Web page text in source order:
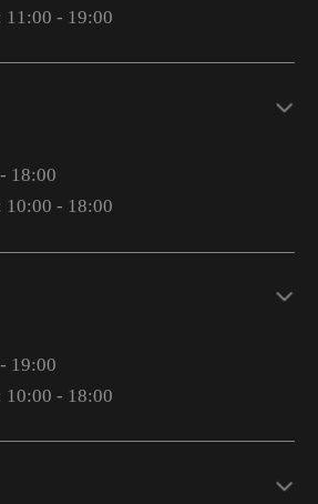
- 19:00
18:00
- 18:00
19:00
- 18:00